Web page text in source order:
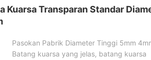
Kuarsa Transparan Standar
Batang kuarsa yang jelas, batang kuarsa